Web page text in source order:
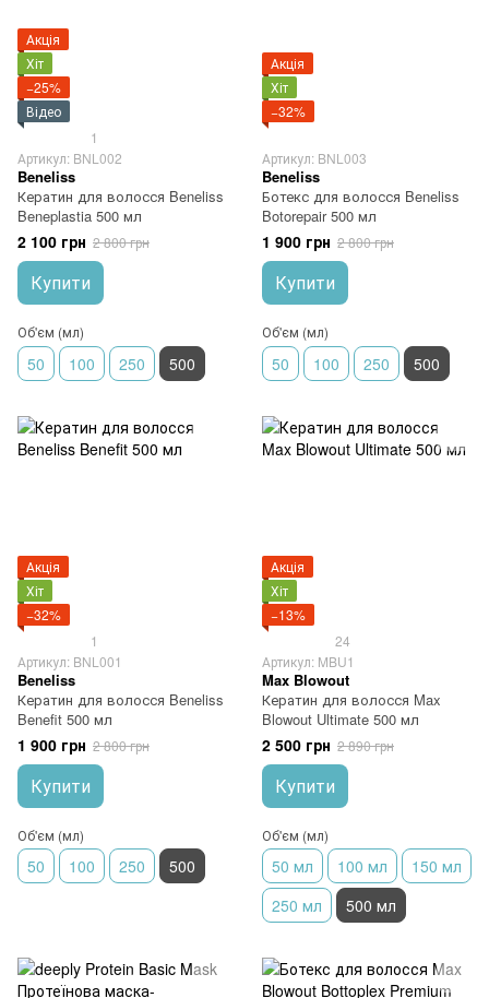
Акція
Хіт
−25%
Відео
1
Артикул: BNL002
Beneliss
Кератин для волосся Beneliss
Beneplastia 500 мл
2 100 грн 2 800 грн
Купити
Об'єм (мл)
50 100 250 500
Акція
Хіт
−32%
Артикул: BNL003
Beneliss
Ботекс для волосся Beneliss
Botorepair 500 мл
1 900 грн 2 800 грн
Купити
Об'єм (мл)
50 100 250 500
Акція
Хіт
−32%
1
Артикул: BNL001
Beneliss
Кератин для волосся Beneliss
Benefit 500 мл
1 900 грн 2 800 грн
Купити
Об'єм (мл)
50 100 250 500
Акція
Хіт
−13%
24
Артикул: MBU1
Max Blowout
Кератин для волосся Max
Blowout Ultimate 500 мл
2 500 грн 2 890 грн
Купити
Об'єм (мл)
50 мл 100 мл
150 мл
250 мл
500 мл